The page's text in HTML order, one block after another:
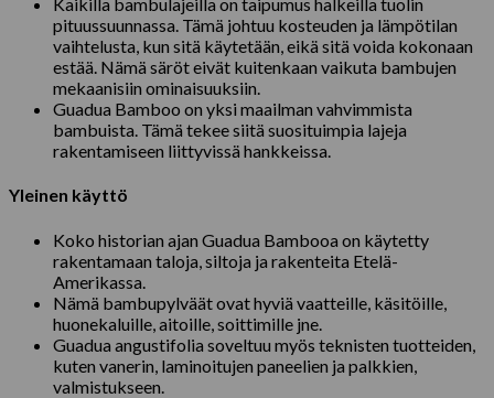
pituussuunnassa. Tämä johtuu kosteuden ja lämpötilan
vaihtelusta, kun sitä käytetään, eikä sitä voida kokonaan
estää. Nämä säröt eivät kuitenkaan vaikuta bambujen
mekaanisiin ominaisuuksiin.
Guadua Bamboo on yksi maailman vahvimmista
bambuista. Tämä tekee siitä suosituimpia lajeja
rakentamiseen liittyvissä hankkeissa.
Yleinen käyttö
Koko historian ajan Guadua Bambooa on käytetty
rakentamaan taloja, siltoja ja rakenteita Etelä-
Amerikassa.
Nämä bambupylväät ovat hyviä vaatteille, käsitöille,
huonekaluille, aitoille, soittimille jne.
Guadua angustifolia soveltuu myös teknisten tuotteiden,
kuten vanerin, laminoitujen paneelien ja palkkien,
valmistukseen.